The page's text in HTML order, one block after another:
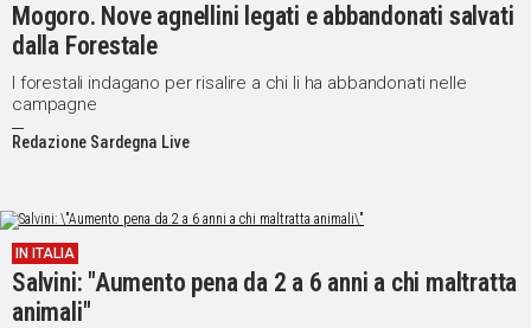
Mogoro. Nove agnellini legati e abbandonati salvati
dalla Forestale
I forestali indagano per risalire a chi li ha abbandonati nelle
campagne
Redazione Sardegna Live
IN ITALIA
Salvini: "Aumento pena da 2 a 6 anni a chi maltratta
animali"